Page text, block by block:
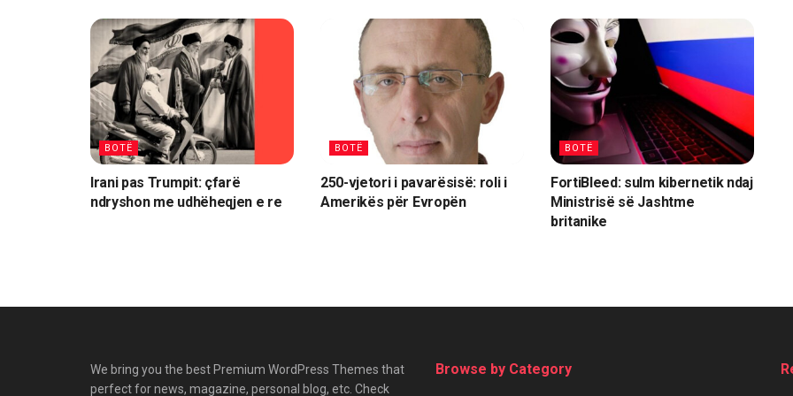
BOTË
Irani pas Trumpit: çfarë
ndryshon me udhëheqjen e re
BOTË
250-vjetori i pavarësisë: roli i
Amerikës për Evropën
BOTË
FortiBleed: sulm kibernetik ndaj
Ministrisë së Jashtme
britanike
We bring you the best Premium WordPress Themes that
perfect for news, magazine, personal blog, etc. Check
Browse by Category